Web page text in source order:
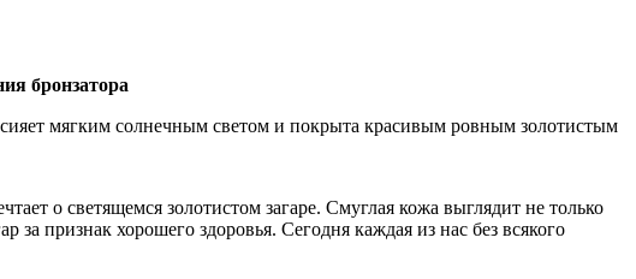
бронзатора
мягким солнечным светом и покрыта красивым ровным золотистым
о светящемся золотистом загаре. Смуглая кожа выглядит не только
признак хорошего здоровья. Сегодня каждая из нас без всякого